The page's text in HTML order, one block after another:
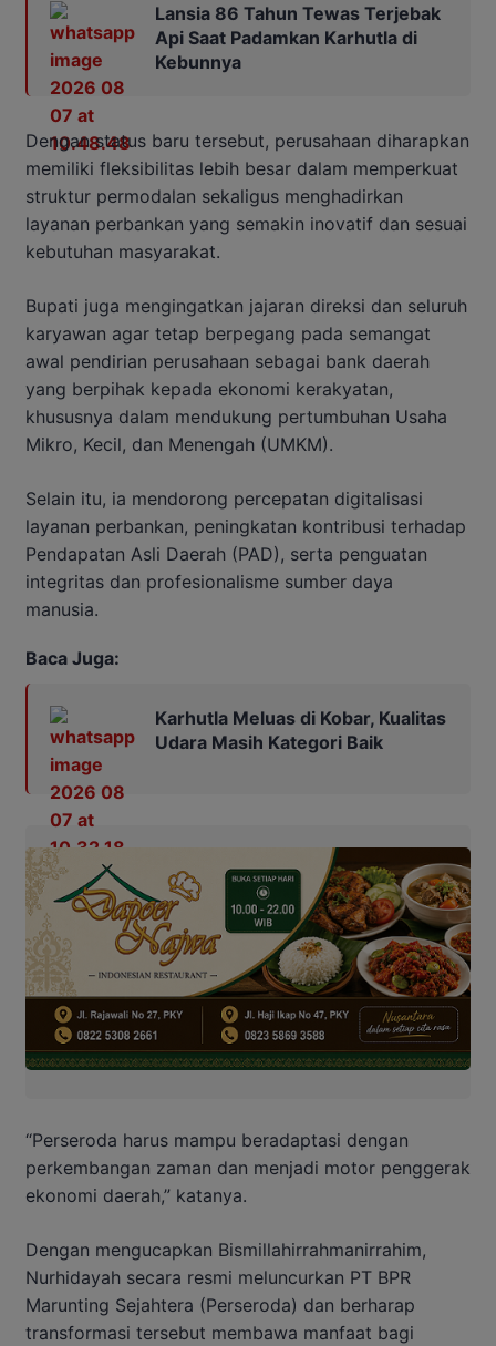
Lansia 86 Tahun Tewas Terjebak
Api Saat Padamkan Karhutla di
Kebunnya
Dengan status baru tersebut, perusahaan diharapkan
memiliki fleksibilitas lebih besar dalam memperkuat
struktur permodalan sekaligus menghadirkan
layanan perbankan yang semakin inovatif dan sesuai
kebutuhan masyarakat.
Bupati juga mengingatkan jajaran direksi dan seluruh
karyawan agar tetap berpegang pada semangat
awal pendirian perusahaan sebagai bank daerah
yang berpihak kepada ekonomi kerakyatan,
khususnya dalam mendukung pertumbuhan Usaha
Mikro, Kecil, dan Menengah (UMKM).
Selain itu, ia mendorong percepatan digitalisasi
layanan perbankan, peningkatan kontribusi terhadap
Pendapatan Asli Daerah (PAD), serta penguatan
integritas dan profesionalisme sumber daya
manusia.
Baca Juga:
Karhutla Meluas di Kobar, Kualitas
Udara Masih Kategori Baik
“Perseroda harus mampu beradaptasi dengan
perkembangan zaman dan menjadi motor penggerak
ekonomi daerah,” katanya.
Dengan mengucapkan Bismillahirrahmanirrahim,
Nurhidayah secara resmi meluncurkan PT BPR
Marunting Sejahtera (Perseroda) dan berharap
transformasi tersebut membawa manfaat bagi